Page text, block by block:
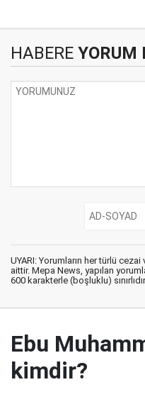
HABERE YORUM
UYARI: Yorumların her türlü
aittir. Mepa News, yapılan
600 karakterle (boşluklu)
Ebu
kimdir?